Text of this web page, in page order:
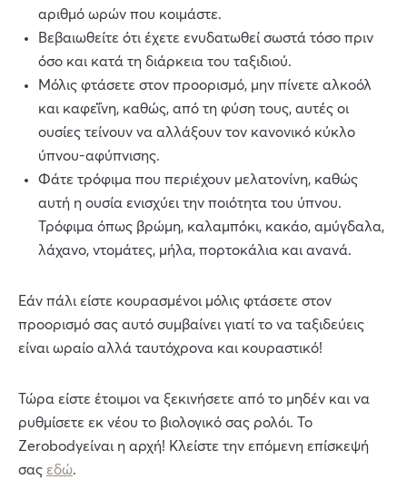
αριθμό ωρών που κοιμάστε.
Βεβαιωθείτε ότι έχετε ενυδατωθεί σωστά τόσο πριν
όσο και κατά τη διάρκεια του ταξιδιού.
Μόλις φτάσετε στον προορισμό, μην πίνετε αλκοόλ
και καφεΐνη, καθώς, από τη φύση τους, αυτές οι
ουσίες τείνουν να αλλάξουν τον κανονικό κύκλο
ύπνου-αφύπνισης.
Φάτε τρόφιμα που περιέχουν μελατονίνη, καθώς
αυτή η ουσία ενισχύει την ποιότητα του ύπνου.
Τρόφιμα όπως βρώμη, καλαμπόκι, κακάο, αμύγδαλα,
λάχανο, ντομάτες, μήλα, πορτοκάλια και ανανά.
Εάν πάλι είστε κουρασμένοι μόλις φτάσετε στον
προορισμό σας αυτό συμβαίνει γιατί το να ταξιδεύεις
είναι ωραίο αλλά ταυτόχρονα και κουραστικό!
Τώρα είστε έτοιμοι να ξεκινήσετε από το μηδέν και να
ρυθμίσετε εκ νέου το βιολογικό σας ρολόι. Το
Zerobodyείναι η αρχή! Κλείστε την επόμενη επίσκεψή
σας εδώ.